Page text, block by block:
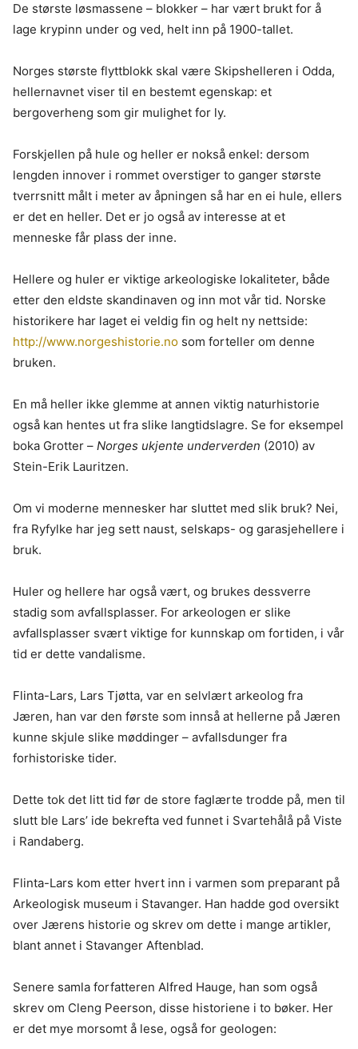
De største løsmassene – blokker – har vært brukt for å
lage krypinn under og ved, helt inn på 1900-tallet.
Norges største flyttblokk skal være Skipshelleren i Odda,
hellernavnet viser til en bestemt egenskap: et
bergoverheng som gir mulighet for ly.
Forskjellen på hule og heller er nokså enkel: dersom
lengden innover i rommet overstiger to ganger største
tverrsnitt målt i meter av åpningen så har en ei hule, ellers
er det en heller. Det er jo også av interesse at et
menneske får plass der inne.
Hellere og huler er viktige arkeologiske lokaliteter, både
etter den eldste skandinaven og inn mot vår tid. Norske
historikere har laget ei veldig fin og helt ny nettside:
http://www.norgeshistorie.no som forteller om denne
bruken.
En må heller ikke glemme at annen viktig naturhistorie
også kan hentes ut fra slike langtidslagre. Se for eksempel
boka Grotter – Norges ukjente underverden (2010) av
Stein-Erik Lauritzen.
Om vi moderne mennesker har sluttet med slik bruk? Nei,
fra Ryfylke har jeg sett naust, selskaps- og garasjehellere i
bruk.
Huler og hellere har også vært, og brukes dessverre
stadig som avfallsplasser. For arkeologen er slike
avfallsplasser svært viktige for kunnskap om fortiden, i vår
tid er dette vandalisme.
Flinta-Lars, Lars Tjøtta, var en selvlært arkeolog fra
Jæren, han var den første som innså at hellerne på Jæren
kunne skjule slike møddinger – avfallsdunger fra
forhistoriske tider.
Dette tok det litt tid før de store faglærte trodde på, men til
slutt ble Lars’ ide bekrefta ved funnet i Svartehålå på Viste
i Randaberg.
Flinta-Lars kom etter hvert inn i varmen som preparant på
Arkeologisk museum i Stavanger. Han hadde god oversikt
over Jærens historie og skrev om dette i mange artikler,
blant annet i Stavanger Aftenblad.
Senere samla forfatteren Alfred Hauge, han som også
skrev om Cleng Peerson, disse historiene i to bøker. Her
er det mye morsomt å lese, også for geologen: